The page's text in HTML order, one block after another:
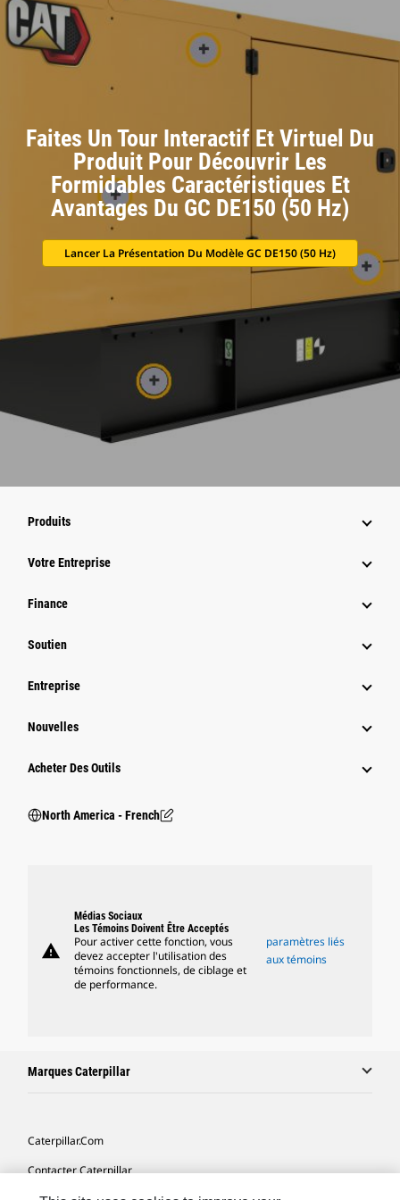
Faites Un Tour Interactif Et Virtuel Du
Produit Pour Découvrir Les
Formidables Caractéristiques Et
Avantages Du GC DE150 (50 Hz)
Lancer La Présentation Du Modèle GC DE150 (50 Hz)
Produits
Votre Entreprise
Finance
Soutien
Entreprise
Nouvelles
Acheter Des Outils
North America - French
warning
Médias Sociaux
Les Témoins Doivent Être Acceptés
Pour activer cette fonction, vous
devez accepter l'utilisation des
témoins fonctionnels, de ciblage et
de performance.
paramètres liés
aux témoins
Marques Caterpillar
Caterpillar.com
Contacter Caterpillar